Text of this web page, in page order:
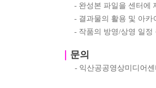
- 완성본 파일을 센터에
- 결과물의 활용 및 아
- 작품의 방영/상영 일정
문의
- 익산공공영상미디어